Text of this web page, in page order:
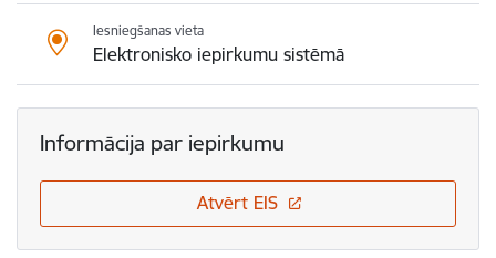
Iesniegšanas vieta
Elektronisko iepirkumu sistēmā
Informācija par iepirkumu
Atvērt EIS